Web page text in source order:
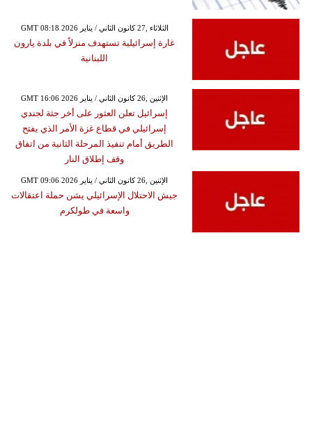
GMT 08:18 2026 الثلاثاء ,27 كانون الثاني / يناير
غارة إسرائيلية تستهدف منزلاً في بلدة يارون
اللبنانية
GMT 16:06 2026 الإثنين ,26 كانون الثاني / يناير
إسرائيل تعلن العثور على أخر جثة لجندي
إسرائيلي في قطاع غزة الأمر الذي يفتح
الطريق أمام تنفيذ المرحلة الثانية من اتفاق
وقف إطلاق النار
GMT 09:06 2026 الإثنين ,26 كانون الثاني / يناير
جيش الاحتلال الإسرائيلي يشن حملة اعتقالات
واسعة في طولكرم